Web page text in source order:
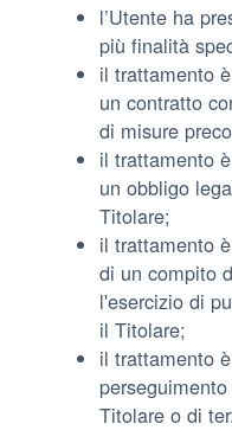
l’Utente ha
più finalità
il trattamento
un contratto
di misure
il trattamento
un obbligo
Titolare;
il trattamento
di un compito
l'esercizio di
il Titolare;
il trattamento
Titolare o di